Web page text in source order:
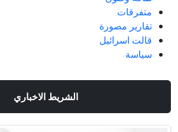
متفرقات
تقارير مصورة
قالت اسرائيل
سياسة
الشريط الاخباري